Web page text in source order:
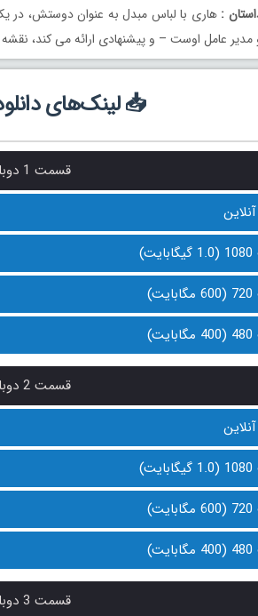
: هاری با لباس مبدل به عنوان دوستش، در یک
مدیر عامل اوست – و پیشنهادی ارائه می کند،
📥 لینک‌های
قسمت 1 دوبله فارسی
قسمت 2 دوبله فارسی
قسمت 3 دوبله فارسی